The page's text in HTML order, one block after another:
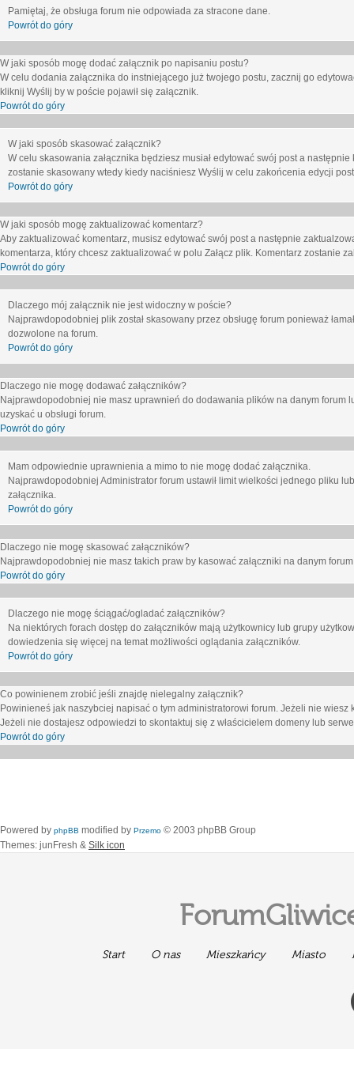
Pamiętaj, że obsługa forum nie odpowiada za stracone dane.
Powrót do góry
W jaki sposób mogę dodać załącznik po napisaniu postu?
W celu dodania załącznika do instniejącego już twojego postu, zacznij go
kliknij Wyślij by w poście pojawił się załącznik.
Powrót do góry
W jaki sposób skasować załącznik?
W celu skasowania załącznika będziesz musiał edytować swój post a
zostanie skasowany wtedy kiedy naciśniesz Wyślij w celu zakońcenia edycji
Powrót do góry
W jaki sposób mogę zaktualizować komentarz?
Aby zaktualizować komentarz, musisz edytować swój post a następnie
komentarza, który chcesz zaktualizować w polu Załącz plik. Komentarz zostanie
Powrót do góry
Dlaczego mój załącznik nie jest widoczny w poście?
Najprawdopodobniej plik został skasowany przez obsługę forum ponieważ
dozwolone na forum.
Powrót do góry
Dlaczego nie mogę dodawać załączników?
Najprawdopodobniej nie masz uprawnień do dodawania plików na danym forum
uzyskać u obsługi forum.
Powrót do góry
Mam odpowiednie uprawnienia a mimo to nie mogę dodać załącznika.
Najprawdopodobniej Administrator forum ustawił limit wielkości jednego pliku
załącznika.
Powrót do góry
Dlaczego nie mogę skasować załączników?
Najprawdopodobniej nie masz takich praw by kasować załączniki na danym
Powrót do góry
Dlaczego nie mogę ściągać/ogladać załączników?
Na niektórych forach dostęp do załączników mają użytkownicy lub grupy
dowiedzenia się więcej na temat możliwości oglądania załączników.
Powrót do góry
Co powinienem zrobić jeśli znajdę nielegalny załącznik?
Powinieneś jak naszybciej napisać o tym administratorowi forum. Jeżeli nie
Jeżeli nie dostajesz odpowiedzi to skontaktuj się z właścicielem domeny lub
Powrót do góry
Powered by phpBB modified by Przemo © 2003 phpBB Group
Themes: junFresh & Silk icon
Start O nas Mieszkańcy Miasto